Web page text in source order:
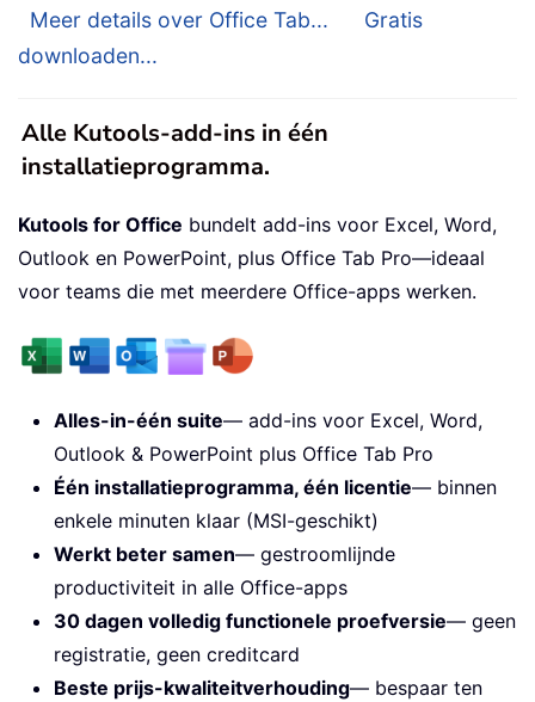
Meer details over Office Tab...
Gratis
downloaden...
Alle Kutools-add-ins in één
installatieprogramma.
Kutools for Office bundelt add-ins voor Excel, Word,
Outlook en PowerPoint, plus Office Tab Pro—ideaal
voor teams die met meerdere Office-apps werken.
Alles-in-één suite— add-ins voor Excel, Word,
Outlook & PowerPoint plus Office Tab Pro
Één installatieprogramma, één licentie— binnen
enkele minuten klaar (MSI-geschikt)
Werkt beter samen— gestroomlijnde
productiviteit in alle Office-apps
30 dagen volledig functionele proefversie— geen
registratie, geen creditcard
Beste prijs-kwaliteitverhouding— bespaar ten